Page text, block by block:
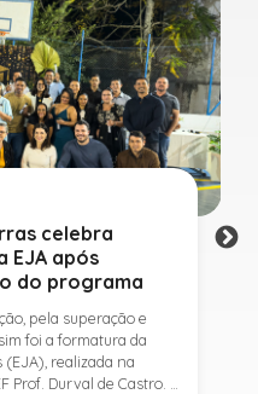
celebra
EJA após
do programa
pela superação e
foi a formatura da
(EJA), realizada na
Prof. Durval de Castro. A